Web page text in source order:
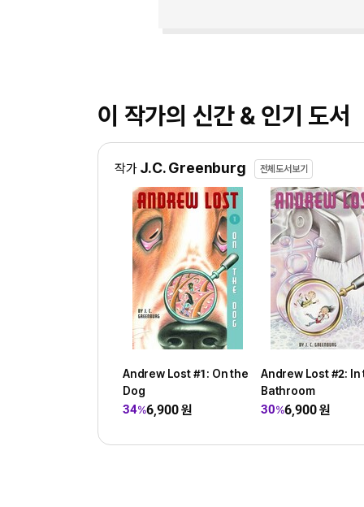
이 작가의 신간 & 인기 도서
작가 J.C. Greenburg 전체도서보기
Andrew Lost #1: On the
Dog
34%6,900원
Andrew Lost #2: In
Bathroom
30%6,900원